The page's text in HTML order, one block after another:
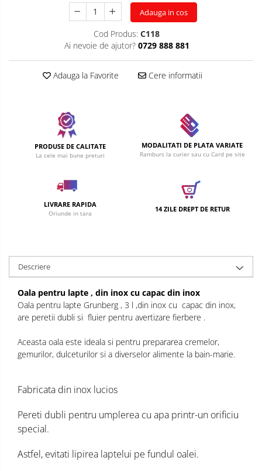
Adauga in cos
Cod Produs: C118
Ai nevoie de ajutor? 0729 888 881
Adauga la Favorite Cere informatii
PRODUSE DE CALITATE
La cele mai bune preturi
MODALITATI DE PLATA VARIATE
Ramburs la curier sau cu Card pe site
LIVRARE RAPIDA
Oriunde in tara
14 ZILE DREPT DE RETUR
Descriere
Oala pentru lapte , din inox cu capac din inox
Oala pentru lapte Grunberg , 3 l ,din inox cu capac din inox,
are peretii dubli si fluier pentru avertizare fierbere .
Aceasta oala este ideala si pentru prepararea cremelor,
gemurilor, dulceturilor si a diverselor alimente la bain-marie.
Fabricata din inox lucios
Pereti dubli pentru umplerea cu apa printr-un orificiu
special.
Astfel, evitati lipirea laptelui pe fundul oalei.